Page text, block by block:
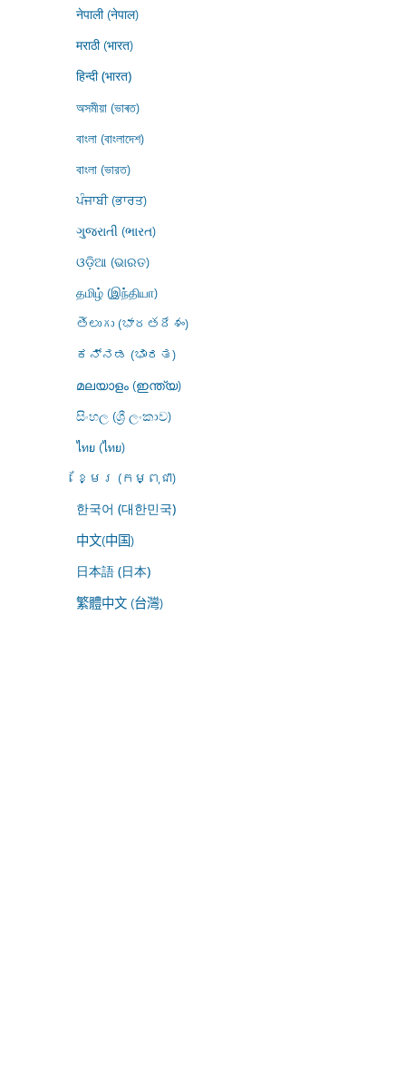
नेपाली (नेपाल)
मराठी (भारत)
हिन्दी (भारत)
অসমীয়া (ভাৰত)
বাংলা (বাংলাদেশ)
বাংলা (ভারত)
ਪੰਜਾਬੀ (ਭਾਰਤ)
ગુજરાતી (ભારત)
ଓଡ଼ିଆ (ଭାରତ)
தமிழ் (இந்தியா)
తెలుగు (భారతదేశం)
ಕನ್ನಡ (ಭಾರತ)
മലയാളം (ഇന്ത്യ)
සිංහල (ශ්‍රී ලංකාව)
ไทย (ไทย)
ខ្មែរ (កម្ពុជា)
한국어 (대한민국)
中文(中国)
日本語 (日本)
繁體中文 (台灣)